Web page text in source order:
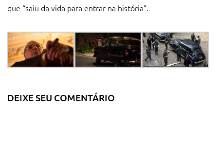
que “saiu da vida para entrar na história”.
DEIXE SEU COMENTÁRIO